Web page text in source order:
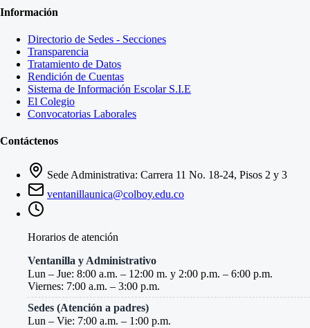
Información
Directorio de Sedes - Secciones
Transparencia
Tratamiento de Datos
Rendición de Cuentas
Sistema de Información Escolar S.I.E
El Colegio
Convocatorias Laborales
Contáctenos
Sede Administrativa: Carrera 11 No. 18-24, Pisos 2 y 3
ventanillaunica@colboy.edu.co
Horarios de atención
Ventanilla y Administrativo
Lun – Jue: 8:00 a.m. – 12:00 m. y 2:00 p.m. – 6:00 p.m.
Viernes: 7:00 a.m. – 3:00 p.m.
Sedes (Atención a padres)
Lun – Vie: 7:00 a.m. – 1:00 p.m.